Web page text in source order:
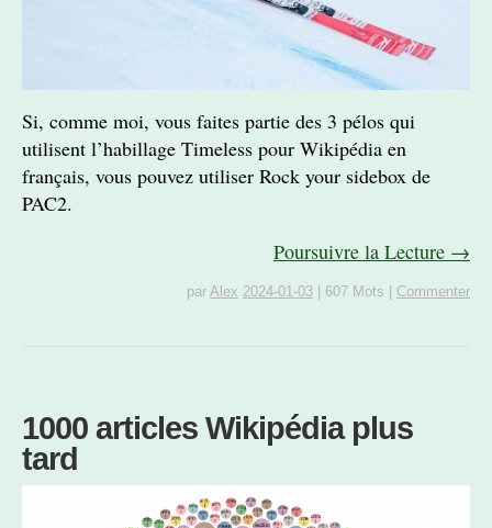
Si, comme moi, vous faites partie des 3 pélos qui
utilisent l’habillage Timeless pour Wikipédia en
français, vous pouvez utiliser Rock your sidebox de
PAC2.
Poursuivre la Lecture →
par Alex 2024-01-03 | 607 Mots | Commenter
1000 articles Wikipédia plus
tard